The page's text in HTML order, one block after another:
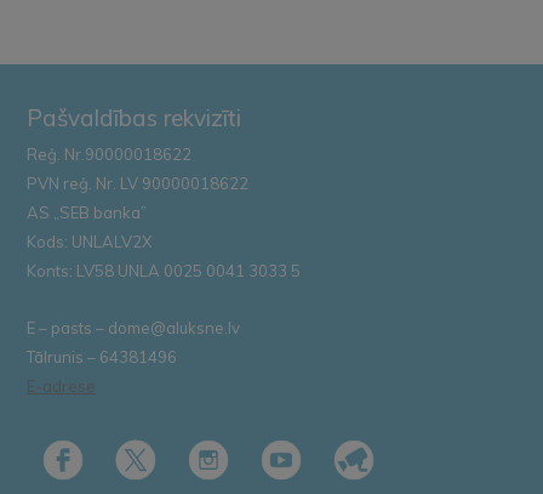
Pašvaldības rekvizīti
Reģ. Nr.90000018622
PVN reģ. Nr. LV 90000018622
AS „SEB banka”
Kods: UNLALV2X
Konts: LV58 UNLA 0025 0041 3033 5
E – pasts – dome@aluksne.lv
Tālrunis – 64381496
E-adrese